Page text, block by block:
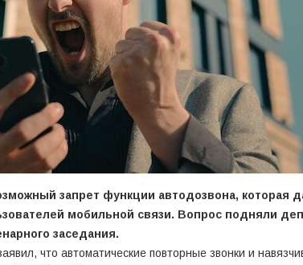
запрет функции автодозвона, которая
мобильной связи. Вопрос подняли
заседания.
что автоматические повторные звонки и